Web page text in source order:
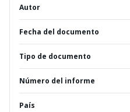
Autor
Fecha del documento
Tipo de documento
Número del informe
País